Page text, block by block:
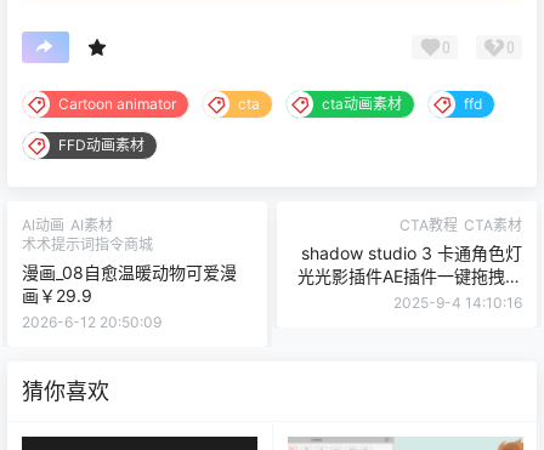
0 0
Cartoon animator cta cta动画素材 ffd
FFD动画素材
AI动画 AI素材
术术提示词指令商城
漫画_08自愈温暖动物可爱漫
画￥29.9
2026-6-12 20:50:09
CTA教程 CTA素材
shadow studio 3 卡通角色灯
光光影插件AE插件一键拖拽光
影CTA角色光影指定插件
2025-9-4 14:10:16
猜你喜欢